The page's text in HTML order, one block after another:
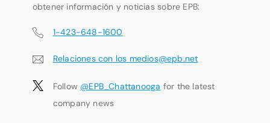
obtener información y noticias sobre EPB:
1-423-648-1600
Relaciones con los medios@epb.net
Follow @EPB_Chattanooga for the latest
company news